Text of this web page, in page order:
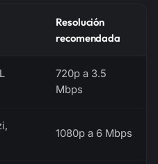
Resolución
recomendada
720p a 3.5
Mbps
1080p a 6 Mbps